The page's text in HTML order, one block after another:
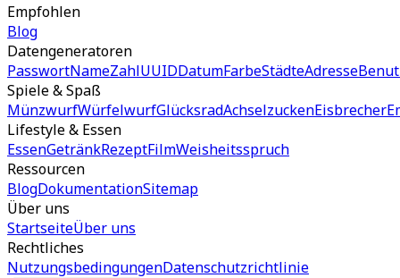
Empfohlen
Blog
Datengeneratoren
PasswortNameZahlUUIDDatumFarbeStädteAdresse
Spiele & Spaß
MünzwurfWürfelwurfGlücksradAchselzuckenEisbrecher
Lifestyle & Essen
EssenGetränkRezeptFilmWeisheitsspruch
Ressourcen
BlogDokumentationSitemap
Über uns
StartseiteÜber uns
Rechtliches
NutzungsbedingungenDatenschutzrichtlinie